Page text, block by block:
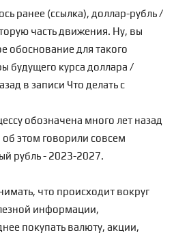
ранее (ссылка), доллар-рубль /
часть движения. Ну, вы
обоснование для такого
будущего курса доллара /
в записи Что делать с
обозначена много лет назад
этом говорили совсем
рубль - 2023-2027.
что происходит вокруг
информации,
покупать валюту, акции,